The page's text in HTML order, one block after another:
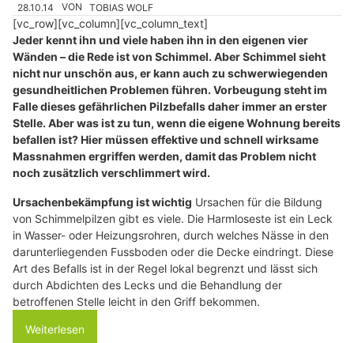
28.10.14 VON TOBIAS WOLF
[vc_row][vc_column][vc_column_text]
Jeder kennt ihn und viele haben ihn in den eigenen vier
Wänden – die Rede ist von Schimmel. Aber Schimmel sieht
nicht nur unschön aus, er kann auch zu schwerwiegenden
gesundheitlichen Problemen führen. Vorbeugung steht im
Falle dieses gefährlichen Pilzbefalls daher immer an erster
Stelle. Aber was ist zu tun, wenn die eigene Wohnung bereits
befallen ist? Hier müssen effektive und schnell wirksame
Massnahmen ergriffen werden, damit das Problem nicht
noch zusätzlich verschlimmert wird.
Ursachenbekämpfung ist wichtig Ursachen für die Bildung
von Schimmelpilzen gibt es viele. Die Harmloseste ist ein Leck
in Wasser- oder Heizungsrohren, durch welches Nässe in den
darunterliegenden Fussboden oder die Decke eindringt. Diese
Art des Befalls ist in der Regel lokal begrenzt und lässt sich
durch Abdichten des Lecks und die Behandlung der
betroffenen Stelle leicht in den Griff bekommen.
Weiterlesen